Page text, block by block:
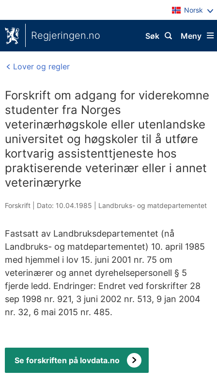
Norsk
Regjeringen.no Meny
Søk
Lover og regler
Forskrift om adgang for viderekomne
studenter fra Norges
veterinærhøgskole eller utenlandske
universitet og høgskoler til å utføre
kortvarig assistenttjeneste hos
praktiserende veterinær eller i annet
veterinæryrke
Forskrift | Dato: 10.04.1985 Landbruks- og matdepartementet
Fastsatt av Landbruksdepartementet (nå
Landbruks- og matdepartementet) 10. april 1985
med hjemmel i lov 15. juni 2001 nr. 75 om
veterinærer og annet dyrehelsepersonell § 5
fjerde ledd. Endringer: Endret ved forskrifter 28
sep 1998 nr. 921, 3 juni 2002 nr. 513, 9 jan 2004
nr. 32, 6 mai 2015 nr. 485.
Se forskriften på lovdata.no